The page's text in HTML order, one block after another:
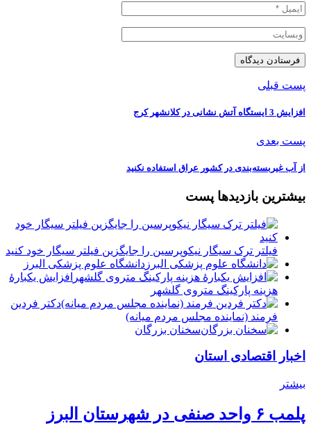
پست قبلی
افزایش 3 ایستگاه آتش نشانی در کلانشهر کرج
پست بعدی
از آب غیربسته‌بندی در کشور عراق استفاده نکنید
بیشترین بازدیدها پست
فیلتر ترک سیگار نیکوپرسین را جایگزین فیلتر سیگار خود کنید
دانشگاه علوم پزشکی البرز
افزایش یکبارۀ
هزینه پارکینگ متروی گلشهر
دكتر فردين
فرمند (نماينده مجلس مردم میانه)
سخنان بزرگان
اخبار اقتصادی استان
بیشتر
پلمب ۶ واحد صنفی در شهرستان البرز